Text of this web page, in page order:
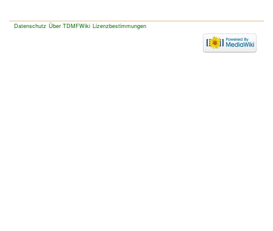
Datenschutz Über TDMFWiki Lizenzbestimmungen